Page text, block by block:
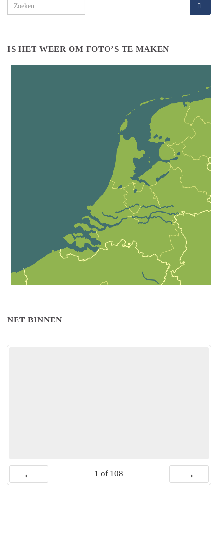
Search for:
IS HET WEER OM FOTO’S TE MAKEN
NET BINNEN
1 of 108